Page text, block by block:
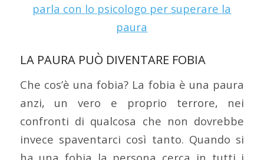
parla con lo psicologo per superare la
paura
LA PAURA PUÒ DIVENTARE FOBIA
Che cos’è una fobia? La fobia è una paura
anzi, un vero e proprio terrore, nei
confronti di qualcosa che non dovrebbe
invece spaventarci così tanto. Quando si